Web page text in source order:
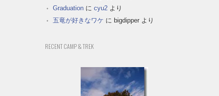
Graduation に cyu2 より
五竜が好きなワケ に bigdipper より
RECENT CAMP & TREK